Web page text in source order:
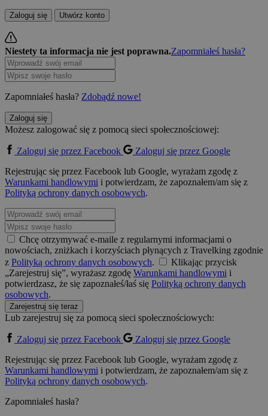
Zaloguj się Utwórz konto
Niestety ta informacja nie jest poprawna.Zapomniałeś hasła?
Zapomniałeś hasła? Zdobądź nowe!
Zaloguj się
Możesz zalogować się z pomocą sieci społecznościowej:
Zaloguj się przez Facebook
Zaloguj się przez Google
Rejestrując się przez Facebook lub Google, wyrażam zgodę z
Warunkami handlowymi i potwierdzam, że zapoznałem/am się z
Polityką ochrony danych osobowych.
Chcę otrzymywać e-maile z regularnymi informacjami o
nowościach, zniżkach i korzyściach płynących z Travelking zgodnie
z Polityką ochrony danych osobowych.
Klikając przycisk
„Zarejestruj się”, wyrażasz zgodę Warunkami handlowymi i
potwierdzasz, że się zapoznałeś/łaś się Polityką ochrony danych
osobowych.
Zarejestruj się teraz
Lub zarejestruj się za pomocą sieci społecznościowych:
Zaloguj się przez Facebook
Zaloguj się przez Google
Rejestrując się przez Facebook lub Google, wyrażam zgodę z
Warunkami handlowymi i potwierdzam, że zapoznałem/am się z
Polityką ochrony danych osobowych.
Zapomniałeś hasła?